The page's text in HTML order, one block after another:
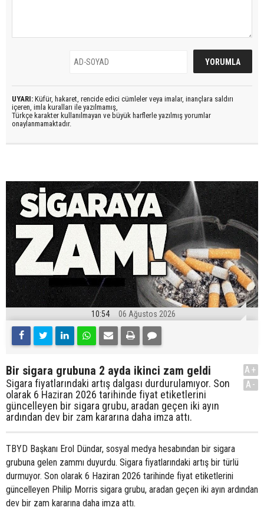
UYARI: Küfür, hakaret, rencide edici cümleler veya imalar, inançlara saldırı
içeren, imla kuralları ile yazılmamış,
Türkçe karakter kullanılmayan ve büyük harflerle yazılmış yorumlar
onaylanmamaktadır.
10:54 06 Ağustos 2026
Bir sigara grubuna 2 ayda ikinci zam geldi
Sigara fiyatlarındaki artış dalgası durdurulamıyor. Son
olarak 6 Haziran 2026 tarihinde fiyat etiketlerini
güncelleyen bir sigara grubu, aradan geçen iki ayın
ardından dev bir zam kararına daha imza attı.
A+
A-
TBYD Başkanı Erol Dündar, sosyal medya hesabından bir sigara
grubuna gelen zammı duyurdu. Sigara fiyatlarındaki artış bir türlü
durmuyor. Son olarak 6 Haziran 2026 tarihinde fiyat etiketlerini
güncelleyen Philip Morris sigara grubu, aradan geçen iki ayın ardından
dev bir zam kararına daha imza attı.